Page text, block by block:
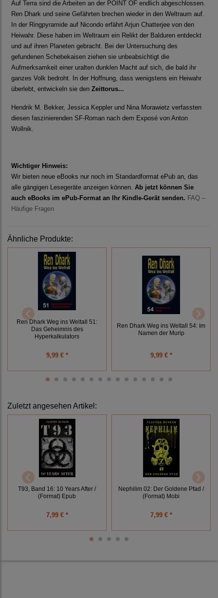
Auf Terra sind die Arbeiten an der POINT OF endlich abgeschlossen.
Ren Dhark und seine Gefährten brechen wieder in den Weltraum auf.
In der Ringpyramide auf Nicondo erfährt Arjun Chatterjee von den
Heiwahr. Diese haben im Weltraum ein Relikt der Balduren entdeckt
und auf ihren Planeten gebracht. Bei der Untersuchung des
gefundenen Schebekaisen ziehen sie unbeabsichtigt die
Aufmerksamkeit einer uralten dunklen Macht auf sich, die bald ihr
ganzes Volk bedroht. In der Hoffnung, dass wenigstens ein Heiwahr
überlebt, entwickeln sie den Zeittorus...
Hendrik M. Bekker, Jessica Keppler und Nina Morawietz verfassten
diesen faszinierenden SF-Roman nach dem Exposé von Anton
Wollnik.
Wichtiger Hinweis:
Wir bieten neue eBooks nur noch im Standardformat ePub an, das
alle gängigen Lesegeräte anzeigen können. Ab jetzt können Sie
auch eBooks im ePub-Format an Ihr Kindle-Gerät senden. FAQ –
Häufige Fragen
Ähnliche Produkte:
Ren Dhark Weg ins Weltall 51:
Das Geheimnis des
Hyperkalkulators
9,99 € *
Ren Dhark Weg ins Weltall 54: Im
Namen der Murip
9,99 € *
Zuletzt angesehen Artikel:
T93, Band 16: 10 Years After /
(Format) Epub
7,99 € *
Nephilim 02: Der Goldene Pfad /
(Format) Mobi
7,99 € *